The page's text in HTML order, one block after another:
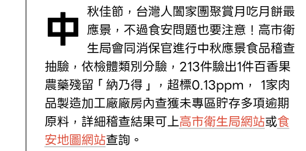
中秋佳節，台灣人闔家團聚賞月吃月餅最 應景，不過食安問題也要注意！高市衛
生局會同消保官進行中秋應景食品稽查
抽驗，依檢體類別分驗，213件驗出1件百香果
農藥殘留「納乃得」，超標0.13ppm， 1家肉
品製造加工廠廠房內查獲未專區貯存多項逾期
原料，詳細稽查結果可上高市衛生局網站或食
安地圖網站查詢。